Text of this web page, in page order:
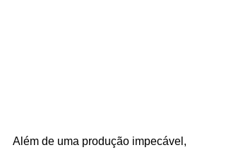
Além de uma produção impecável,